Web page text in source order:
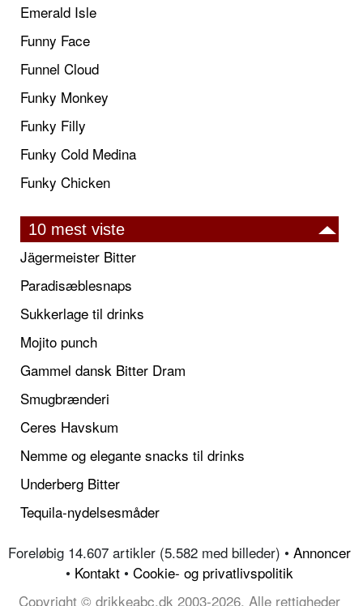
Emerald Isle
Funny Face
Funnel Cloud
Funky Monkey
Funky Filly
Funky Cold Medina
Funky Chicken
10 mest viste
Jägermeister Bitter
Paradisæblesnaps
Sukkerlage til drinks
Mojito punch
Gammel dansk Bitter Dram
Smugbrænderi
Ceres Havskum
Nemme og elegante snacks til drinks
Underberg Bitter
Tequila-nydelsesmåder
Foreløbig 14.607 artikler (5.582 med billeder) • Annoncer
• Kontakt • Cookie- og privatlivspolitik
Copyright © drikkeabc.dk 2003-2026, Alle rettigheder